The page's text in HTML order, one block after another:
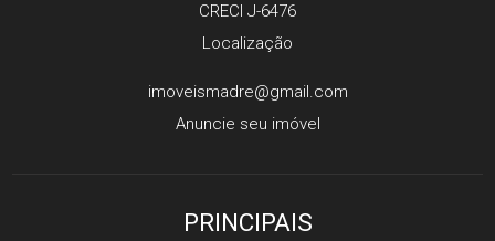
CRECI J-6476
Localização
imoveismadre@gmail.com
Anuncie seu imóvel
PRINCIPAIS